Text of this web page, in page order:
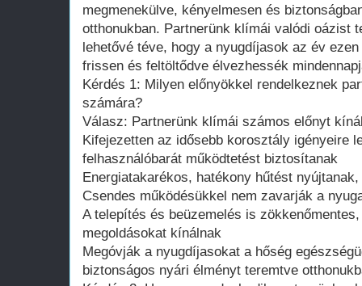
megmenekülve, kényelmesen és
otthonukban. Partnerünk klímái valódi oázist
lehetővé téve, hogy a nyugdíjasok az év
frissen és feltöltődve élvezhessék
Kérdés 1: Milyen előnyökkel rendelkeznek
számára?
Válasz: Partnerünk klímái számos előnyt
Kifejezetten az idősebb korosztály igényeire
felhasználóbarát működtetést biztosítanak
Energiatakarékos, hatékony hűtést
Csendes működésükkel nem zavarják a
A telepítés és beüzemelés is
megoldásokat kínálnak
Megóvják a nyugdíjasokat a hőség
biztonságos nyári élményt teremtve